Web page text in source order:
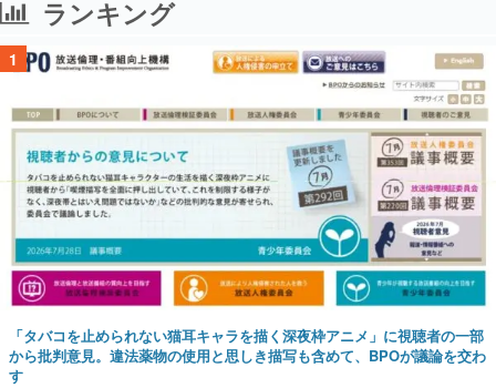
ランキング
1
「タバコを止められない猫耳キャラを描く深夜枠アニメ」に視聴者の一部
から批判意見。違法薬物の使用と思しき描写も含めて、BPOが議論を交わ
す